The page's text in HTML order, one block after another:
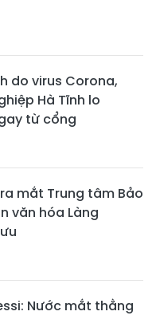
do virus Corona,
Hà Tĩnh lo
từ cổng
mắt Trung tâm Bảo
văn hóa Làng
Nước mắt thằng